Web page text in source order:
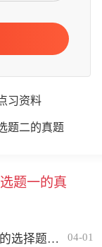
习资料
题二的真题
题一的真
2021年10月自考《电子商务法概论》的选择题二的真题 04-01